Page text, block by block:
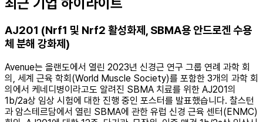
최근 기업 하이라이트
AJ201 (Nrf1 및 Nrf2 활성화제, SBMA용 안드로겐 수용
체 분해 강화제)
Avenue는 올랜도에서 열린 2023년 신경근 연구 그룹 연례 과학 회
의, 세계 근육 학회(World Muscle Society)를 포함한 3개의 과학 회
의에서 케네디병이라고도 알려진 SBMA 치료를 위한 AJ201의
1b/2a상 임상 시험에 대한 진행 중인 포스터를 발표했습니다. 찰스턴
과 암스테르담에서 열린 SBMA에 관한 유럽 신경 근육 센터(ENMC)